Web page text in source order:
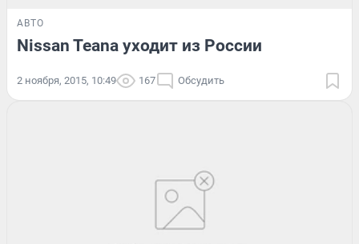
АВТО
Nissan Teana уходит из России
2 ноября, 2015, 10:49 167 Обсудить